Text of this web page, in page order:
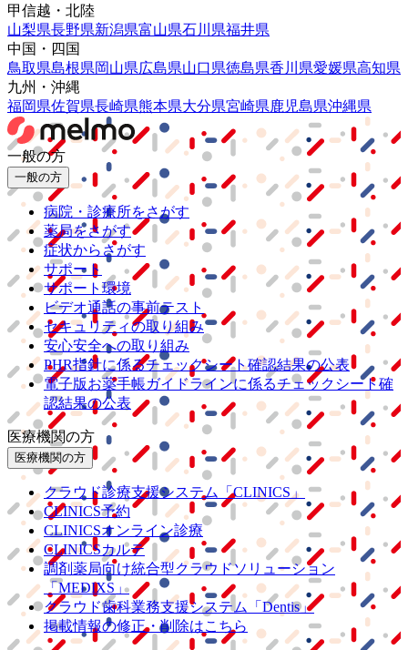
甲信越・北陸
山梨県長野県新潟県富山県石川県福井県
中国・四国
鳥取県島根県岡山県広島県山口県徳島県香川県愛媛県高知県
九州・沖縄
福岡県佐賀県長崎県熊本県大分県宮崎県鹿児島県沖縄県
一般の方
一般の方
病院・診療所をさがす
薬局をさがす
症状からさがす
サポート
サポート環境
ビデオ通話の事前テスト
セキュリティの取り組み
安心安全への取り組み
PHR指針に係るチェックシート確認結果の公表
電子版お薬手帳ガイドラインに係るチェックシート確
認結果の公表
医療機関の方
医療機関の方
クラウド診療支援システム
「CLINICS」
CLINICS予約
CLINICSオンライン診療
CLINICSカルテ
調剤薬局向け統合型クラウドソリューション
「MEDIXS」
クラウド歯科業務支援システム
「Dentis」
掲載情報の修正・削除はこちら